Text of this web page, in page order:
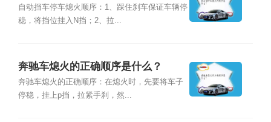
自动挡车停车熄火顺序：1、踩住刹车保证车辆停
稳，将挡位挂入N挡；2、拉...
奔驰车熄火的正确顺序是什么？
奔驰车熄火的正确顺序：在熄火时，先要将车子
停稳，挂上p挡，拉紧手刹，然...